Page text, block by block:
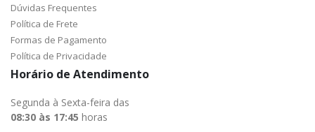
Dúvidas Frequentes
Política de Frete
Formas de Pagamento
Política de Privacidade
Horário de Atendimento
Segunda à Sexta-feira das
08:30 às 17:45 horas